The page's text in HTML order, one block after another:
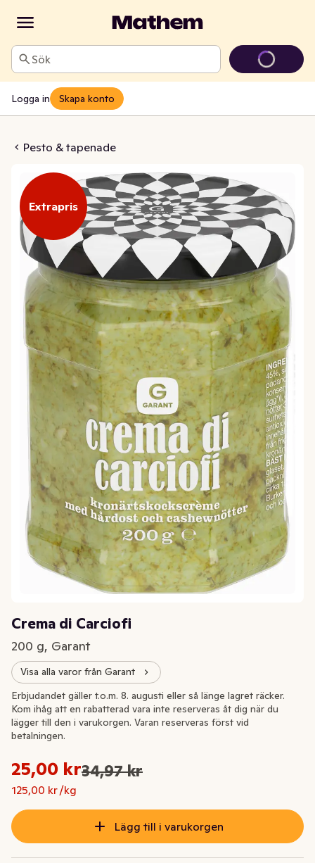
Sök
Logga in Skapa konto
Pesto & tapenade
di Carciofi
Extrapris
Crema di Carciofi
200 g, Garant
Visa alla varor från Garant
Extrapris
Ursprungspriset var: 34,97 kr
Nuvarande pris är: 25,00 kr
25,00 kr34,97 kr
125,00 kr /kg
Styckpris: 125,00 kr /kg
Erbjudandet gäller t.o.m. 8. augusti eller så länge lagret räcker.
Kom ihåg att en rabatterad vara inte reserveras åt dig när du
lägger till den i varukorgen. Varan reserveras först vid
betalningen.
Lägg till i varukorgen